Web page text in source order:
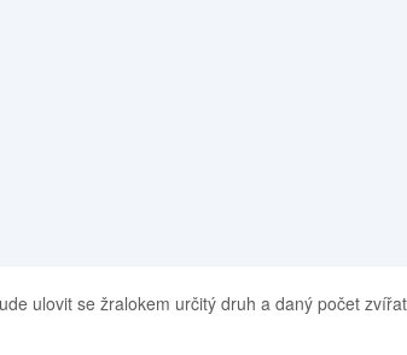
ulovit se žralokem určitý druh a daný počet